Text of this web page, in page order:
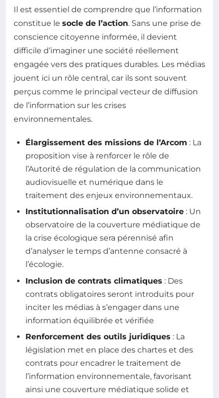
Il est essentiel de comprendre que l’information
constitue le socle de l’action. Sans une prise de
conscience citoyenne informée, il devient
difficile d’imaginer une société réellement
engagée vers des pratiques durables. Les médias
jouent ici un rôle central, car ils sont souvent
perçus comme le principal vecteur de diffusion
de l’information sur les crises
environnementales.
Élargissement des missions de l’Arcom : La
proposition vise à renforcer le rôle de
l’Autorité de régulation de la communication
audiovisuelle et numérique dans le
traitement des enjeux environnementaux.
Institutionnalisation d’un observatoire : Un
observatoire de la couverture médiatique de
la crise écologique sera pérennisé afin
d’analyser le temps d’antenne consacré à
l’écologie.
Inclusion de contrats climatiques : Des
contrats obligatoires seront introduits pour
inciter les médias à s’engager dans une
information équilibrée et vérifiée
Renforcement des outils juridiques : La
législation met en place des chartes et des
contrats pour encadrer le traitement de
l’information environnementale, favorisant
ainsi une couverture médiatique solide et